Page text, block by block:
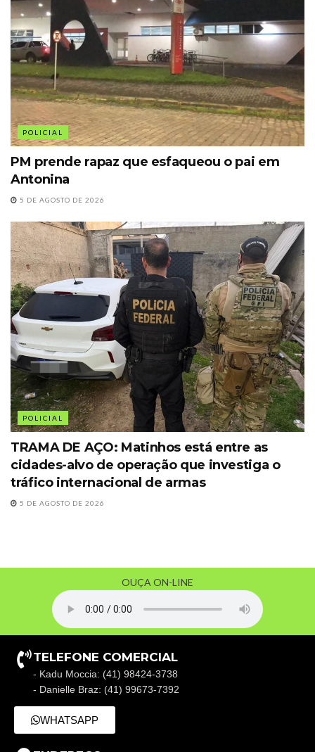
POLICIAL
PM prende rapaz que esfaqueou o pai em
Antonina
5 DE AGOSTO DE 2026
POLICIAL
TRAMA DE AÇO: Matinhos está entre as
cidades-alvo de operação que investiga o
tráfico internacional de armas
5 DE AGOSTO DE 2026
OUÇA ON-LINE
TELEFONE COMERCIAL
- Kadu Moccia: (41) 98424-3738
- Danielle Braz: (41) 99673-7392
WHATSAPP